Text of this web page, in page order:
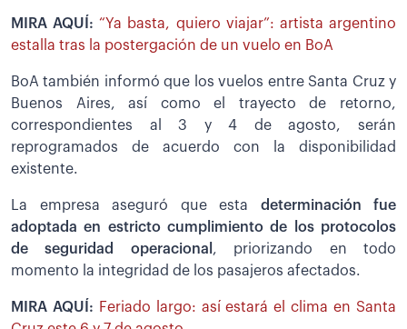
MIRA AQUÍ:“Ya basta, quiero viajar”: artista argentino
estalla tras la postergación de un vuelo en BoA
BoA también informó que los vuelos entre Santa Cruz y
Buenos Aires, así como el trayecto de retorno,
correspondientes al 3 y 4 de agosto, serán
reprogramados de acuerdo con la disponibilidad
existente.
La empresa aseguró que esta determinación fue
adoptada en estricto cumplimiento de los protocolos
de seguridad operacional , priorizando en todo
momento la integridad de los pasajeros afectados.
MIRA AQUÍ: Feriado largo: así estará el clima en Santa